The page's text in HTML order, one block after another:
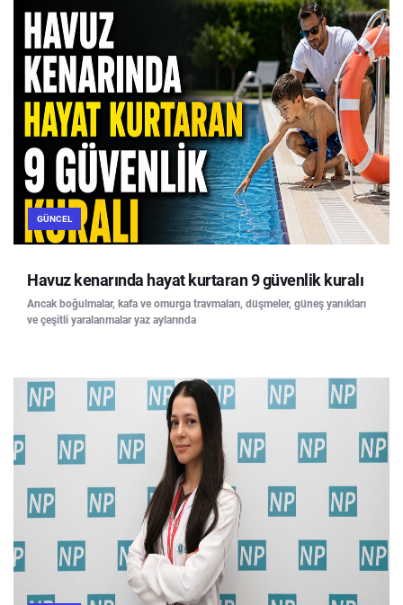
GÜNCEL
Havuz kenarında hayat kurtaran 9 güvenlik kuralı
Ancak boğulmalar, kafa ve omurga travmaları, düşmeler, güneş yanıkları
ve çeşitli yaralanmalar yaz aylarında